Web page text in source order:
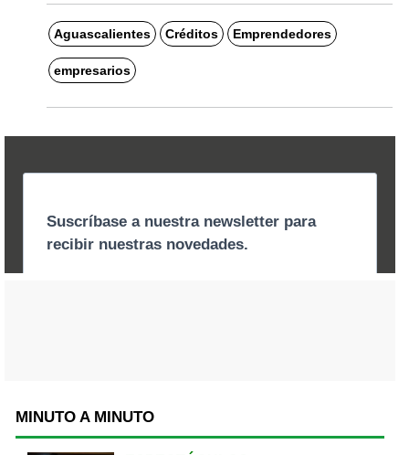
Aguascalientes Créditos Emprendedores
empresarios
MINUTO A MINUTO